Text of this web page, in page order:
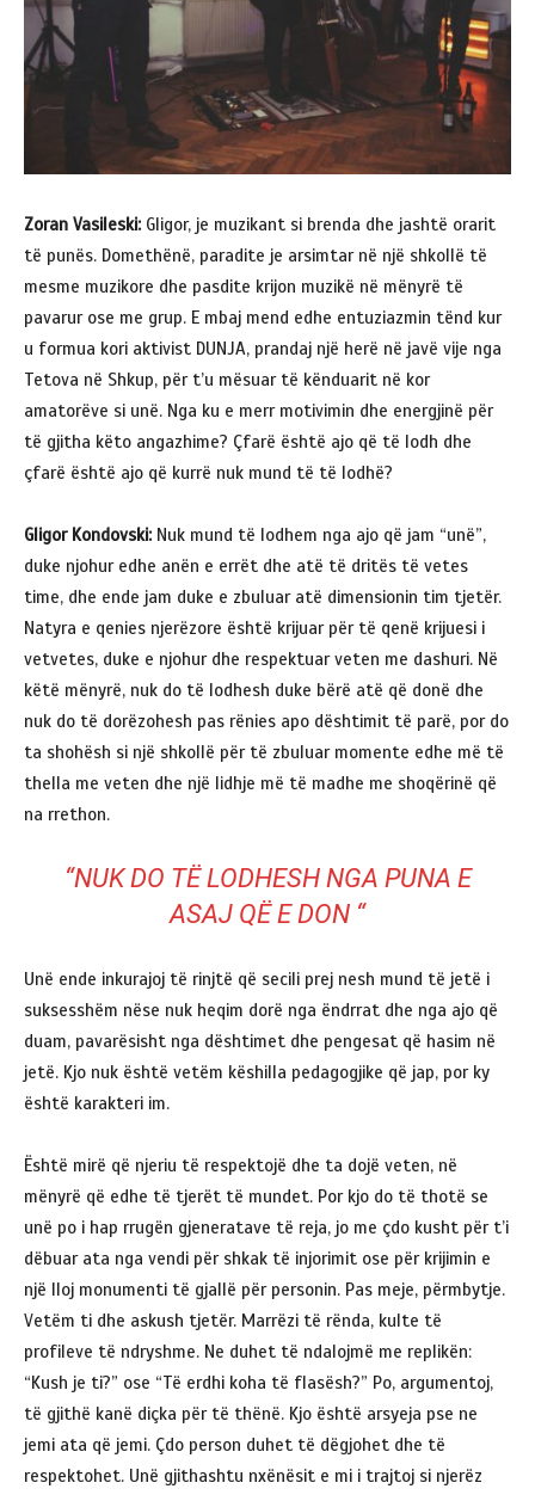
Zoran Vasileski: Gligor, je muzikant si brenda dhe jashtë orarit
të punës. Domethënë, paradite je arsimtar në një shkollë të
mesme muzikore dhe pasdite krijon muzikë në mënyrë të
pavarur ose me grup. E mbaj mend edhe entuziazmin tënd kur
u formua kori aktivist DUNJA, prandaj një herë në javë vije nga
Tetova në Shkup, për t’u mësuar të kënduarit në kor
amatorëve si unë. Nga ku e merr motivimin dhe energjinë për
të gjitha këto angazhime? Çfarë është ajo që të lodh dhe
çfarë është ajo që kurrë nuk mund të të lodhë?
Gligor Kondovski: Nuk mund të lodhem nga ajo që jam “unë”,
duke njohur edhe anën e errët dhe atë të dritës të vetes
time, dhe ende jam duke e zbuluar atë dimensionin tim tjetër.
Natyra e qenies njerëzore është krijuar për të qenë krijuesi i
vetvetes, duke e njohur dhe respektuar veten me dashuri. Në
këtë mënyrë, nuk do të lodhesh duke bërë atë që donë dhe
nuk do të dorëzohesh pas rënies apo dështimit të parë, por do
ta shohësh si një shkollë për të zbuluar momente edhe më të
thella me veten dhe një lidhje më të madhe me shoqërinë që
na rrethon.
“NUK DO TË LODHESH NGA PUNA E
ASAJ QË E DON “
Unë ende inkurajoj të rinjtë që secili prej nesh mund të jetë i
suksesshëm nëse nuk heqim dorë nga ëndrrat dhe nga ajo që
duam, pavarësisht nga dështimet dhe pengesat që hasim në
jetë. Kjo nuk është vetëm këshilla pedagogjike që jap, por ky
është karakteri im.
Është mirë që njeriu të respektojë dhe ta dojë veten, në
mënyrë që edhe të tjerët të mundet. Por kjo do të thotë se
unë po i hap rrugën gjeneratave të reja, jo me çdo kusht për t’i
dëbuar ata nga vendi për shkak të injorimit ose për krijimin e
një lloj monumenti të gjallë për personin. Pas meje, përmbytje.
Vetëm ti dhe askush tjetër. Marrëzi të rënda, kulte të
profileve të ndryshme. Ne duhet të ndalojmë me replikën:
“Kush je ti?” ose “Të erdhi koha të flasësh?” Po, argumentoj,
të gjithë kanë diçka për të thënë. Kjo është arsyeja pse ne
jemi ata që jemi. Çdo person duhet të dëgjohet dhe të
respektohet. Unë gjithashtu nxënësit e mi i trajtoj si njerëz